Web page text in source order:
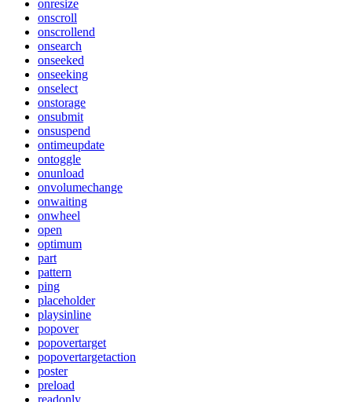
onresize
onscroll
onscrollend
onsearch
onseeked
onseeking
onselect
onstorage
onsubmit
onsuspend
ontimeupdate
ontoggle
onunload
onvolumechange
onwaiting
onwheel
open
optimum
part
pattern
ping
placeholder
playsinline
popover
popovertarget
popovertargetaction
poster
preload
readonly